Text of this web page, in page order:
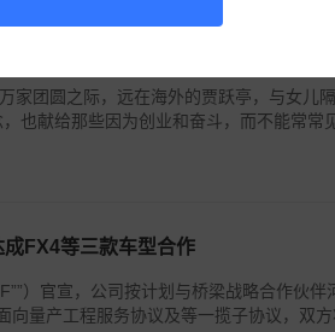
家团圆之际，远在海外的贾跃亭，与女儿
也献给那些因为创业和奋斗，而不能常常
FX4等三款车型合作
）官宣，公司按计划与桥梁战略合作伙
向量产工程服务协议及等一揽子协议，双方